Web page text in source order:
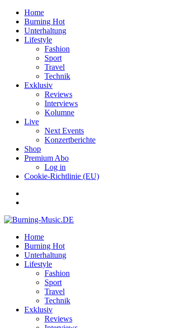
Home
Burning Hot
Unterhaltung
Lifestyle
Fashion
Sport
Travel
Technik
Exklusiv
Reviews
Interviews
Kolumne
Live
Next Events
Konzertberichte
Shop
Premium Abo
Log in
Cookie-Richtlinie (EU)
Home
Burning Hot
Unterhaltung
Lifestyle
Fashion
Sport
Travel
Technik
Exklusiv
Reviews